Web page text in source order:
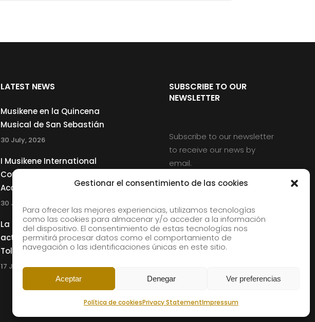
Gestionar el consentimiento de las cookies
Para ofrecer las mejores experiencias, utilizamos tecnologías
como las cookies para almacenar y/o acceder a la información
del dispositivo. El consentimiento de estas tecnologías nos
permitirá procesar datos como el comportamiento de
navegación o las identificaciones únicas en este sitio.
Aceptar Denegar Ver preferencias
Política de cookiesPrivacy StatementImpressum
LATEST NEWS
Musikene en la Quincena
Musical de San Sebastián
30 July, 2026
I Musikene International
Competition for Young
Accordionists
30 July, 2026
La Musikene Big Band
actuará junto a Charles
Tolliver en el 61 Jazzaldia
17 July, 2026
SUBSCRIBE TO OUR
NEWSLETTER
Subscribe to our newsletter
to receive our news by
email.